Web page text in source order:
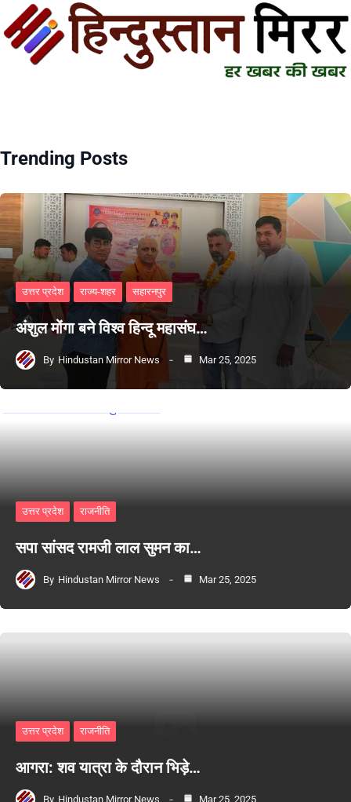
Trending Posts
उत्तर प्रदेश राज्य-शहर सहारनपुर
अंशुल मोंगा बने विश्व हिन्दू महासंघ…
By Hindustan Mirror News Mar 25, 2025
उत्तर प्रदेश राजनीति
सपा सांसद रामजी लाल सुमन का…
By Hindustan Mirror News Mar 25, 2025
उत्तर प्रदेश राजनीति
आगरा: शव यात्रा के दौरान भिड़े…
By Hindustan Mirror News Mar 25, 2025